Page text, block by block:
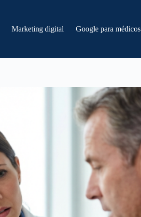
Marketing digital Google para médicos